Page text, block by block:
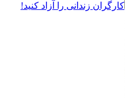
کارگران زندانى را آزاد کنيد!